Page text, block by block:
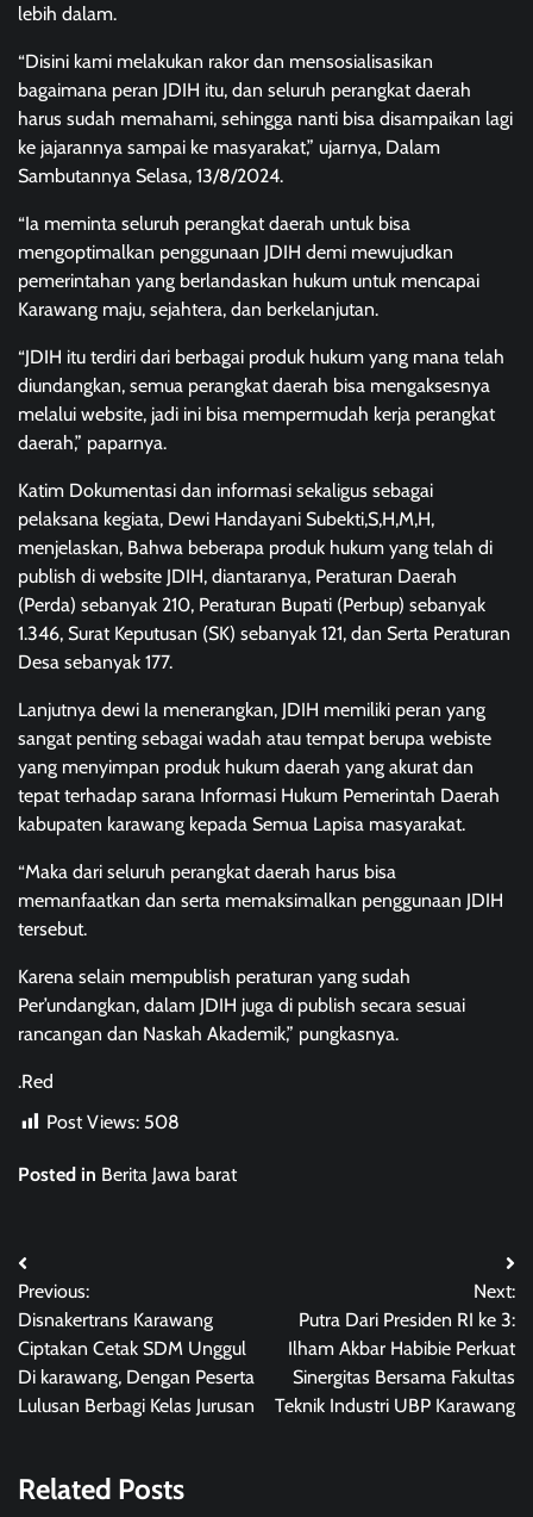
lebih dalam.
“Disini kami melakukan rakor dan mensosialisasikan
bagaimana peran JDIH itu, dan seluruh perangkat daerah
harus sudah memahami, sehingga nanti bisa disampaikan lagi
ke jajarannya sampai ke masyarakat,” ujarnya, Dalam
Sambutannya Selasa, 13/8/2024.
“Ia meminta seluruh perangkat daerah untuk bisa
mengoptimalkan penggunaan JDIH demi mewujudkan
pemerintahan yang berlandaskan hukum untuk mencapai
Karawang maju, sejahtera, dan berkelanjutan.
“JDIH itu terdiri dari berbagai produk hukum yang mana telah
diundangkan, semua perangkat daerah bisa mengaksesnya
melalui website, jadi ini bisa mempermudah kerja perangkat
daerah,” paparnya.
Katim Dokumentasi dan informasi sekaligus sebagai
pelaksana kegiata, Dewi Handayani Subekti,S,H,M,H,
menjelaskan, Bahwa beberapa produk hukum yang telah di
publish di website JDIH, diantaranya, Peraturan Daerah
(Perda) sebanyak 210, Peraturan Bupati (Perbup) sebanyak
1.346, Surat Keputusan (SK) sebanyak 121, dan Serta Peraturan
Desa sebanyak 177.
Lanjutnya dewi Ia menerangkan, JDIH memiliki peran yang
sangat penting sebagai wadah atau tempat berupa webiste
yang menyimpan produk hukum daerah yang akurat dan
tepat terhadap sarana Informasi Hukum Pemerintah Daerah
kabupaten karawang kepada Semua Lapisa masyarakat.
“Maka dari seluruh perangkat daerah harus bisa
memanfaatkan dan serta memaksimalkan penggunaan JDIH
tersebut.
Karena selain mempublish peraturan yang sudah
Per’undangkan, dalam JDIH juga di publish secara sesuai
rancangan dan Naskah Akademik,” pungkasnya.
.Red
Post Views: 508
Posted in Berita Jawa barat
Post
navigation
Previous:
Disnakertrans Karawang
Ciptakan Cetak SDM Unggul
Di karawang, Dengan Peserta
Lulusan Berbagi Kelas Jurusan
Next:
Putra Dari Presiden RI ke 3:
Ilham Akbar Habibie Perkuat
Sinergitas Bersama Fakultas
Teknik Industri UBP Karawang
Related Posts